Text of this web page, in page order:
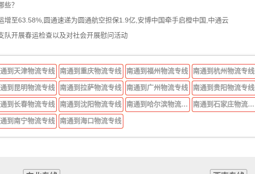
些？
增至63.58%,圆通速递为圆通航空担保1.9亿,安博中国牵手启橙中国,中通云
队开展春运检查以及对社会开展慰问活动
到天津物流专线 南通到重庆物流专线 南通到福州物流专线 南通到杭州物流专线
到昆明物流专线 南通到拉萨物流专线 南通到广州物流专线 南通到贵阳物流专线
到长春物流专线 南通到沈阳物流专线 南通到哈尔滨物流专线 南通到石家庄物流专线
到南宁物流专线 南通到海口物流专线